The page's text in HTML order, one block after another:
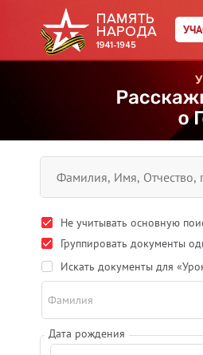
Не учитывать основную
Группировать документы
Искать документы для
Фамилия
Дата рождения